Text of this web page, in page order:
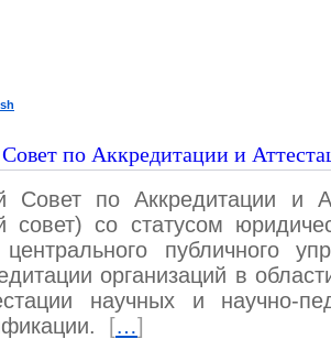
по Аккредитации и
Совет по Аккредитации и
совет) со статусом
публичного
организаций в
научных и научно-
[…]